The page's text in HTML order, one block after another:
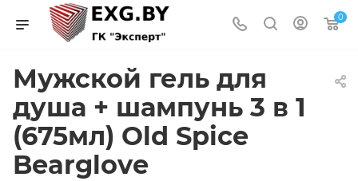
0
Мужской гель для
душа + шампунь 3 в 1
(675мл) Old Spice
Bearglove